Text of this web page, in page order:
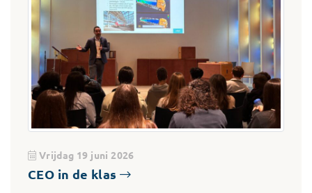
Vrijdag 19 juni 2026
CEO in de klas